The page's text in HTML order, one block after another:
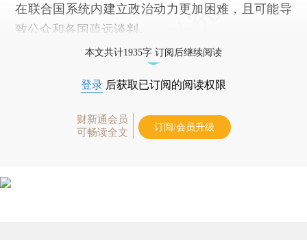
在联合国系统内建立政治动力更加困难，且可能导
致公众和各国疏远谈判。
本文共计1935字 订阅后继续阅读
登录 后获取已订阅的阅读权限
财新通会员
可畅读全文
订阅/会员升级